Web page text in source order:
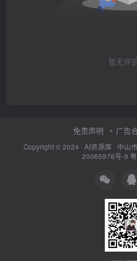
暂无评
免责声明 广告
Copyright © 2024 · AI资源库 · 中山
20065976号-9